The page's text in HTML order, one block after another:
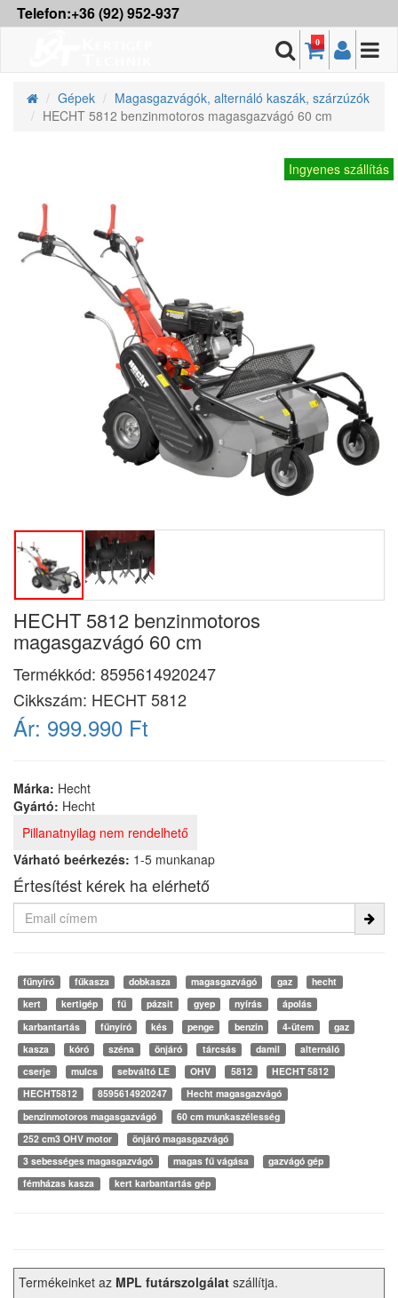
Telefon:+36 (92) 952-937
0
Gépek
Magasgazvágók, alternáló kaszák, szárzúzók
HECHT 5812 benzinmotoros magasgazvágó 60 cm
Ingyenes szállítás
HECHT 5812 benzinmotoros
magasgazvágó 60 cm
Termékkód: 8595614920247
Cikkszám: HECHT 5812
Ár: 999.990 Ft
Márka: Hecht
Gyártó: Hecht
Pillanatnyilag nem rendelhető
Várható beérkezés: 1-5 munkanap
Értesítést kérek ha elérhető
fűnyíró fűkasza dobkasza magasgazvágó gaz
hecht
kert
kertigép fű pázsit gyep nyírás
ápolás
karbantartás
fűnyíró kés penge benzin 4-ütem
gaz
kasza
kóró széna önjáró tárcsás damil
alternáló
cserje
mulcs sebváltó LE OHV 5812
HECHT 5812
HECHT5812
8595614920247
Hecht magasgazvágó
benzinmotoros magasgazvágó
60 cm munkaszélesség
252 cm3 OHV motor
önjáró magasgazvágó
3 sebességes magasgazvágó
magas fű vágása
gazvágó gép
fémházas kasza
kert karbantartás gép
Termékeinket az MPL futárszolgálat szállítja.